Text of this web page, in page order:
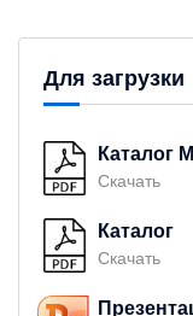
Для загрузки
Каталог
Скачать
Каталог
Скачать